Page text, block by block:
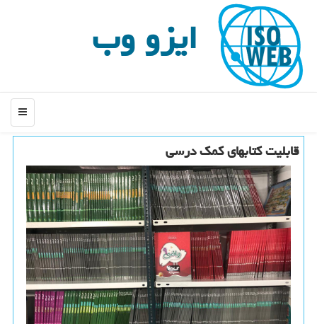
ایزو وب
منو
قابلیت كتابهای كمك درسی